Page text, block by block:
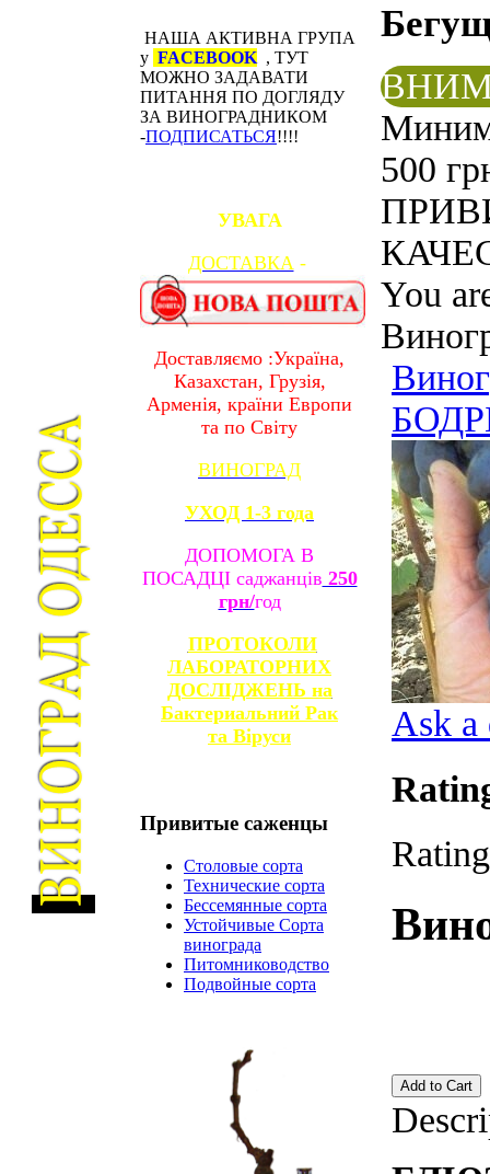
НАША АКТИВНА ГРУПА
у FACEBOOK, ТУТ
МОЖНО ЗАДАВАТИ
ПИТАННЯ ПО ДОГЛЯДУ
ЗА ВИНОГРАДНИКОМ
-ПОДПИСАТЬСЯ!!!!
УВАГА
ДОСТАВКА-
Доставляємо :Україна,
Казахстан, Грузія,
Арменія, країни Европи
та по Світу
ВИНОГРАД
УХОД 1-3 года
ДОПОМОГА В
ПОСАДЦІ саджанців 250
грн/год
ПРОТОКОЛИ
ЛАБОРАТОРНИХ
ДОСЛІДЖЕНЬ на
Бактериальний Рак
та Віруси
Привитые саженцы
Столовые сорта
Технические сорта
Бессемянные сорта
Устойчивые Сорта
винограда
Питомниководство
Подвойные сорта
500
You
Ask a